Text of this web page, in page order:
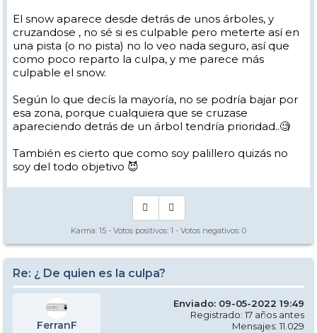
El snow aparece desde detrás de unos árboles, y
cruzandose , no sé si es culpable pero meterte así en
una pista (o no pista) no lo veo nada seguro, así que
como poco reparto la culpa, y me parece más
culpable el snow.
Según lo que decís la mayoría, no se podría bajar por
esa zona, porque cualquiera que se cruzase
apareciendo detrás de un árbol tendría prioridad..🧐
También es cierto que como soy palillero quizás no
soy del todo objetivo 😈
Karma: 15 - Votos positivos: 1 - Votos negativos: 0
Re: ¿ De quien es la culpa?
FerranF
Enviado: 09-05-2022 19:49
Registrado: 17 años antes
Mensajes: 11.029